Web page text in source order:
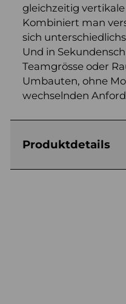
gleichzeitig
Kombiniert man
sich
Und in
Teamgrösse oder
Umbauten, ohne
wechselnden
Produktdetails